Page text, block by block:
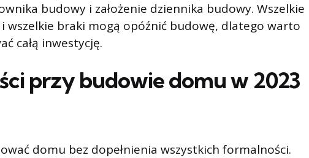
budowy i założenie dziennika budowy. Wszelkie
wszelkie braki mogą opóźnić budowę, dlatego warto
całą inwestycję.
przy budowie domu w 2023
domu bez dopełnienia wszystkich formalności.